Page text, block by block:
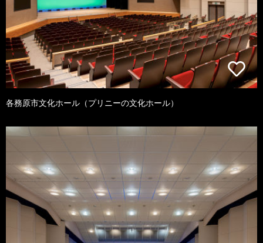
各務原市文化ホール（プリニーの文化ホール）